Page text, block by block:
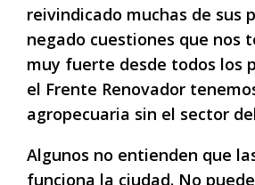
reivindicado muchas de sus
negado cuestiones que nos
muy fuerte desde todos los
el Frente Renovador
agropecuaria sin el sector
Algunos no entienden que
funciona la ciudad. No